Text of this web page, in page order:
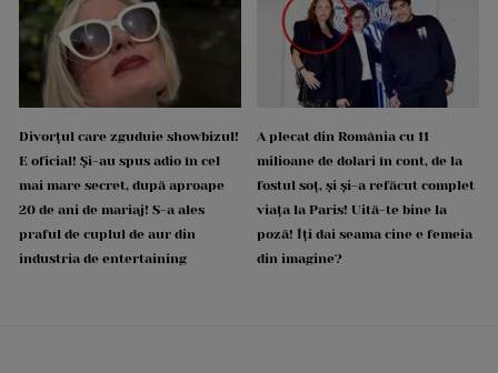
Divorțul care zguduie showbizul!
E oficial! Și-au spus adio în cel
mai mare secret, după aproape
20 de ani de mariaj! S-a ales
praful de cuplul de aur din
industria de entertaining
A plecat din România cu 11
milioane de dolari în cont, de la
fostul soț, și și-a refăcut complet
viața la Paris! Uită-te bine la
poză! Îți dai seama cine e femeia
din imagine?